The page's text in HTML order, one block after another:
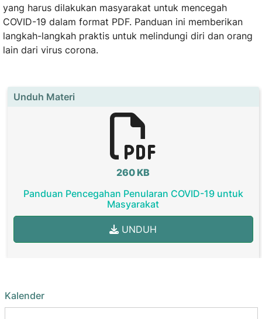
yang harus dilakukan masyarakat untuk mencegah
COVID-19 dalam format PDF. Panduan ini memberikan
langkah-langkah praktis untuk melindungi diri dan orang
lain dari virus corona.
Unduh Materi
260 KB
Panduan Pencegahan Penularan COVID-19 untuk
Masyarakat
UNDUH
Kalender